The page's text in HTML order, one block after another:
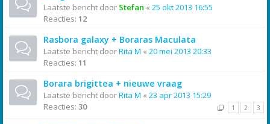
Laatste bericht door Stefan « 25 okt 2013 16:55
Reacties: 12
Rasbora galaxy + Boraras Maculata
Laatste bericht doorRita M « 20 mei 2013 20:33
Reacties: 11
Borara brigittea + nieuwe vraag
Laatste bericht doorRita M « 23 apr 2013 15:29
Reacties: 30 1 2 3